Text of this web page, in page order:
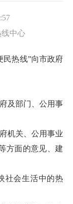
中心
民热线”向市政府
及部门、公用事
机关、公用事业
方面的意见、建
社会生活中的热